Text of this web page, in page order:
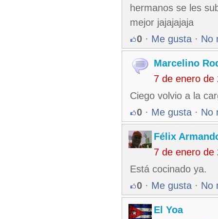
hermanos se les
mejor jajajajaja
0 · Me gusta · No
Marcelino
7 de enero de
Ciego volvio a la
0 · Me gusta · No
Félix
7 de enero de
Está cocinado ya.
0 · Me gusta · No
El Yoa